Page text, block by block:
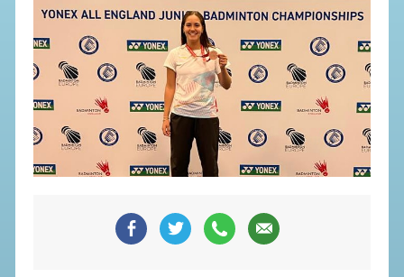
SEGRETERIA FEDERALE
CONTATTI
AVVISI E BANDI
CIRCOLARI
RESPONSABILITÀ SOCIALE
SAFEGUARDING
GIUSTIZIA FEDERALE